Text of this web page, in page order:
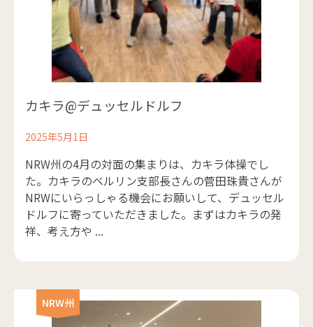
カキラ@デュッセルドルフ
2025年5月1日
NRW州の4月の対面の集まりは、カキラ体操でし
た。カキラのベルリン支部長さんの菅田珠貴さんが
NRWにいらっしゃる機会にお願いして、デュッセル
ドルフに寄っていただきました。まずはカキラの発
祥、考え方や ...
NRW州